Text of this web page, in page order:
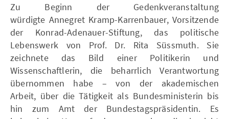
Zu Beginn der Gedenkveranstaltung
würdigte Annegret Kramp-Karrenbauer, Vorsitzende
der Konrad-Adenauer-Stiftung, das politische
Lebenswerk von Prof. Dr. Rita Süssmuth. Sie
zeichnete das Bild einer Politikerin und
Wissenschaftlerin, die beharrlich Verantwortung
übernommen habe – von der akademischen
Arbeit, über die Tätigkeit als Bundesministerin bis
hin zum Amt der Bundestagspräsidentin. Es